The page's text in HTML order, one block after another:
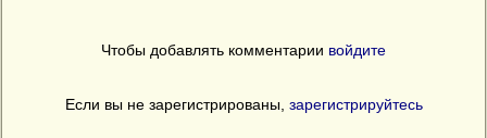
Чтобы добавлять комментарии войдите
Если вы не зарегистрированы, зарегистрируйтесь